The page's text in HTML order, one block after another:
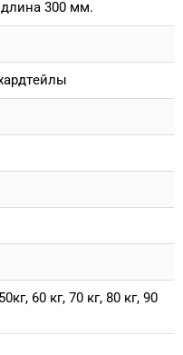
300 мм.
60 кг, 70 кг, 80 кг, 90